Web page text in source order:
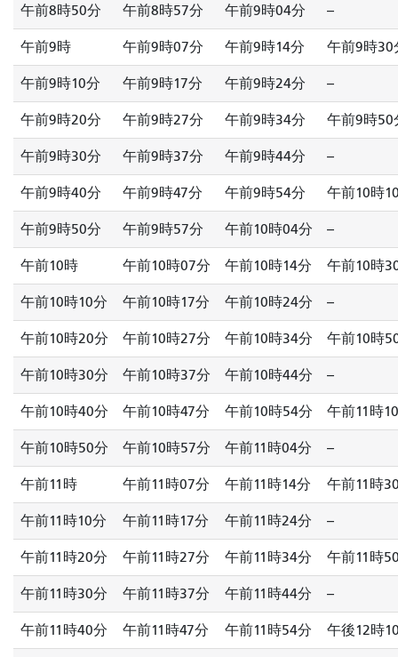
午前8時50分 午前8時57分 午前9時04分 --
午前9時 午前9時07分 午前9時14分 午前9時30
午前9時10分 午前9時17分 午前9時24分 --
午前9時20分 午前9時27分 午前9時34分 午前9時50
午前9時30分 午前9時37分 午前9時44分 --
午前9時40分 午前9時47分 午前9時54分 午前10時
午前9時50分 午前9時57分 午前10時04分 --
午前10時 午前10時07分 午前10時14分 午前10時
午前10時10分 午前10時17分 午前10時24分 --
午前10時20分 午前10時27分 午前10時34分 午前10時
午前10時30分 午前10時37分 午前10時44分 --
午前10時40分 午前10時47分 午前10時54分 午前11時
午前10時50分 午前10時57分 午前11時04分 --
午前11時 午前11時07分 午前11時14分 午前11時
午前11時10分 午前11時17分 午前11時24分 --
午前11時20分 午前11時27分 午前11時34分 午前11時
午前11時30分 午前11時37分 午前11時44分 --
午前11時40分 午前11時47分 午前11時54分 午後12時